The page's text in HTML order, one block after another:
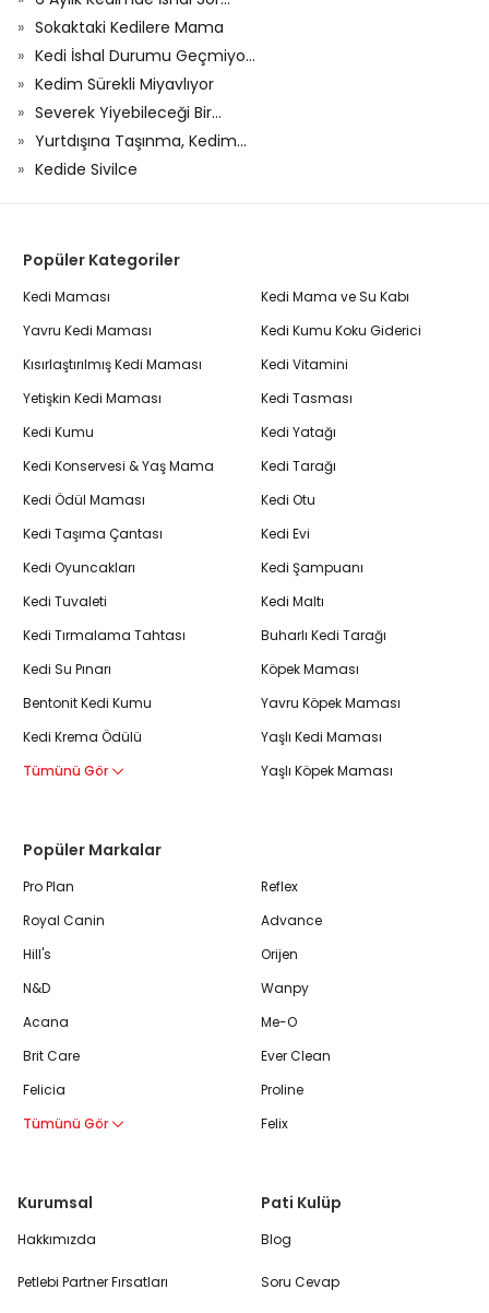
Sokaktaki Kedilere Mama
Kedi İshal Durumu Geçmiyo...
Kedim Sürekli Miyavlıyor
Severek Yiyebileceği Bir...
Yurtdışına Taşınma, Kedim...
Kedide Sivilce
Popüler Kategoriler
Kedi Maması
Yavru Kedi Maması
Kısırlaştırılmış Kedi Maması
Yetişkin Kedi Maması
Kedi Kumu
Kedi Konservesi & Yaş Mama
Kedi Ödül Maması
Kedi Taşıma Çantası
Kedi Oyuncakları
Kedi Tuvaleti
Kedi Tırmalama Tahtası
Kedi Su Pınarı
Bentonit Kedi Kumu
Kedi Krema Ödülü
Tümünü Gör
Kedi Mama ve Su Kabı
Kedi Kumu Koku Giderici
Kedi Vitamini
Kedi Tasması
Kedi Yatağı
Kedi Tarağı
Kedi Otu
Kedi Evi
Kedi Şampuanı
Kedi Maltı
Buharlı Kedi Tarağı
Köpek Maması
Yavru Köpek Maması
Yaşlı Kedi Maması
Yaşlı Köpek Maması
Popüler Markalar
Pro Plan
Royal Canin
Hill's
N&D
Acana
Brit Care
Felicia
Tümünü Gör
Reflex
Advance
Orijen
Wanpy
Me-O
Ever Clean
Proline
Felix
Kurumsal
Hakkımızda
Petlebi Partner Fırsatları
Pati Kulüp
Blog
Soru Cevap